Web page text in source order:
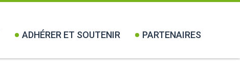
ADHÉRER ET SOUTENIR PARTENAIRES